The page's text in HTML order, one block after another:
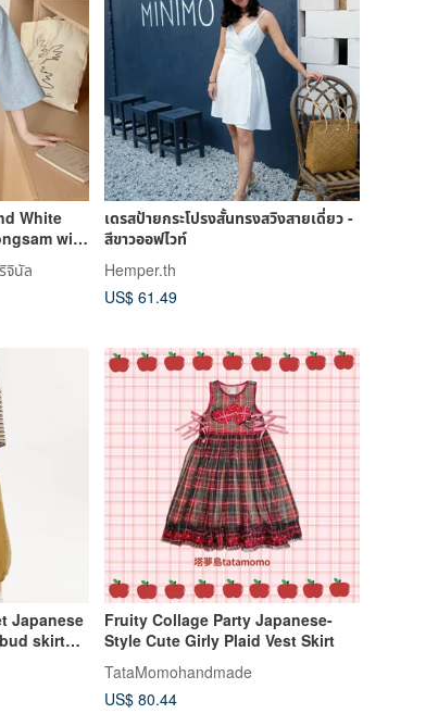
White
with
of China
จินัล
เดรสป้ายกระโปรงสั้นทรงสวิงสายเดี่ยว -
สีขาวออฟไวท์
Hemper.th
US$ 61.49
Japanese
skirt
match a-
Fruity Collage Party Japanese-
Style Cute Girly Plaid Vest Skirt
TataMomohandmade
US$ 80.44